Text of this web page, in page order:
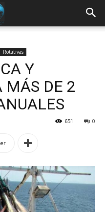
Rotativas
Y
MÁS DE 2
0
651